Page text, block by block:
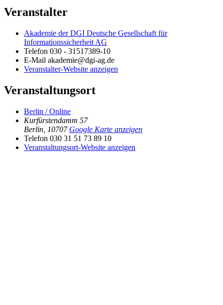
Veranstalter
Akademie der DGI Deutsche Gesellschaft für
Informationssicherheit AG
Telefon 030 - 31517389-10
E-Mail akademie@dgi-ag.de
Veranstalter-Website anzeigen
Veranstaltungsort
Berlin / Online
Kurfürstendamm 57
Berlin 10707 Google Karte anzeigen
Telefon 030 31 51 73 89 10
Veranstaltungsort-Website anzeigen